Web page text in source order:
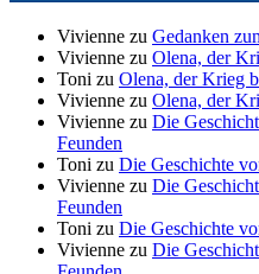
Vivienne zu Gedanken
Vivienne zu Olena, der
Toni zu Olena, der Krieg
Vivienne zu Olena, der
Vivienne zu Die
Feunden
Toni zu Die Geschichte
Vivienne zu Die
Feunden
Toni zu Die Geschichte
Vivienne zu Die